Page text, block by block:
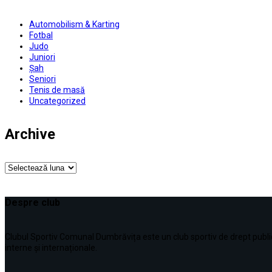
Automobilism & Karting
Fotbal
Judo
Juniori
Șah
Seniori
Tenis de masă
Uncategorized
Archive
Archive
Despre club
Clubul Sportiv Comunal Dumbrăvița este un club sportiv de drept
interne şi internaționale.